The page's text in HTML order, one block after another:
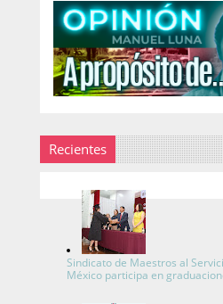
Recientes
Sindicato de Maestros al
México participa en